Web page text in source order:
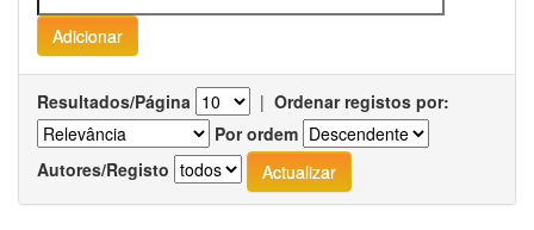
Resultados/Página | Ordenar registos por:
Por ordem
Autores/Registo